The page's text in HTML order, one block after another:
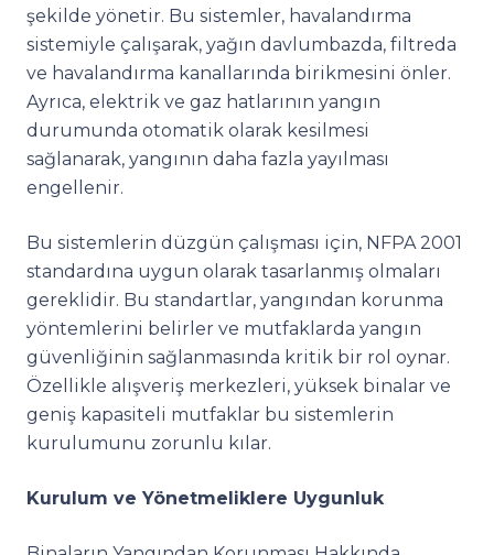
şekilde yönetir. Bu sistemler, havalandırma
sistemiyle çalışarak, yağın davlumbazda, filtreda
ve havalandırma kanallarında birikmesini önler.
Ayrıca, elektrik ve gaz hatlarının yangın
durumunda otomatik olarak kesilmesi
sağlanarak, yangının daha fazla yayılması
engellenir.
Bu sistemlerin düzgün çalışması için, NFPA 2001
standardına uygun olarak tasarlanmış olmaları
gereklidir. Bu standartlar, yangından korunma
yöntemlerini belirler ve mutfaklarda yangın
güvenliğinin sağlanmasında kritik bir rol oynar.
Özellikle alışveriş merkezleri, yüksek binalar ve
geniş kapasiteli mutfaklar bu sistemlerin
kurulumunu zorunlu kılar.
Kurulum ve Yönetmeliklere Uygunluk